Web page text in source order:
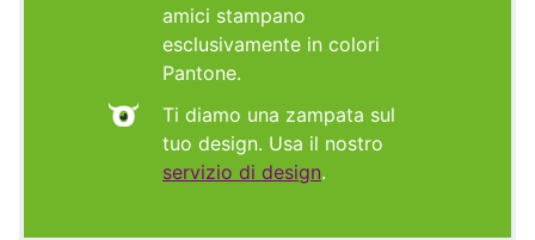
amici stampano
esclusivamente in colori
Pantone.
Ti diamo una zampata sul
tuo design. Usa il nostro
servizio di design.